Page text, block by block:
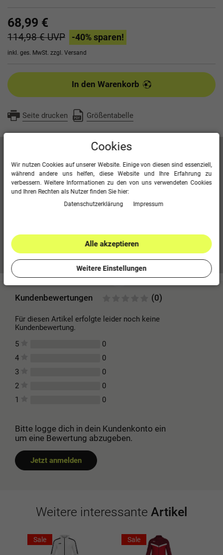
68,99 €
114,98 €UVP -40% sparen!
inkl. ges. MwSt. zzgl. Versand
In den Warenkorb
Seite drucken Größentabelle
Artikelbeschreibung
Kontrasteinsatz in Wabenstruktur
Seitentaschen mit Reißverschluss
Bonded-Polyester-Fleece
Mehr Informationen zum EU Verantwortlichen »
Kundenbewertungen (0)
Für diesen Artikel erfolgte leider noch keine
Kundenbewertung.
5
0
4
0
3
0
2
0
1
0
Bitte logge dich in dein Kundenkonto ein
um eine Bewertung abzugeben.
Jetzt anmelden
Weitere interessante Artikel
Sale Sale
Cookies
Wir nutzen Cookies auf unserer Website. Einige von diesen sind essenziell,
während andere uns helfen, diese Website und Ihre Erfahrung zu
verbessern. Weitere Informationen zu den von uns verwendeten Cookies
und Ihren Rechten als Nutzer finden Sie hier:
Daten­schutz­erklärung
Impressum
Alle akzeptieren
Weitere Einstellungen